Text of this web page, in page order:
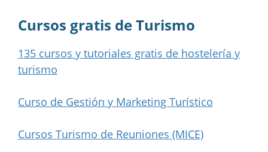
Cursos gratis de Turismo
135 cursos y tutoriales gratis de hostelería y
turismo
Curso de Gestión y Marketing Turístico
Cursos Turismo de Reuniones (MICE)